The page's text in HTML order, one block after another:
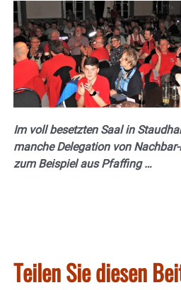
Im voll besetzten Saal in
manche Delegation von
zum Beispiel aus Pfaffing …
Teilen Sie diesen